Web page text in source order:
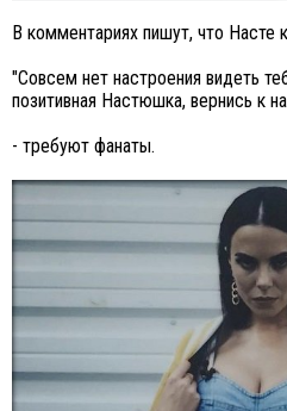
В комментариях пишут, что Насте
"Совсем нет настроения видеть
позитивная Настюшка, вернись к
- требуют фанаты.